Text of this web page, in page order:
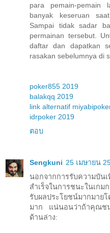
para pemain-pemain
banyak keseruan
Sampai tidak sadar
permainan tersebut.
daftar dan dapatkan
rasakan sebelumnya di
poker855 2019
balakqq 2019
link alternatif
idrpoker 2019
ตอบ
Sengkuni 25 เมษายน
นอกจากการรับความบัน
สำเร็จในการชนะในเก
รับผลประโยชน์มากมาย
มาก แน่นอนว่าถ้าคุณช
ด้านล่าง: